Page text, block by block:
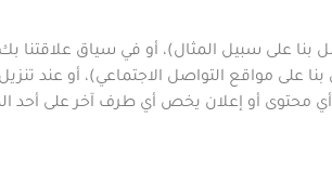
سبيل المثال)، أو في سياق علاقتنا بك
مواقع التواصل الاجتماعي)، أو عند
مع أي محتوى أو إعلان يخص أي طرف آخر على